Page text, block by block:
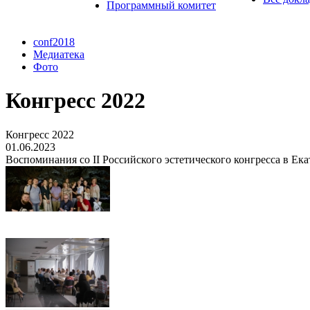
Программный комитет
conf2018
Медиатека
Фото
Конгресс 2022
Конгресс 2022
01.06.2023
Воспоминания со II Российского эстетического конгресса в